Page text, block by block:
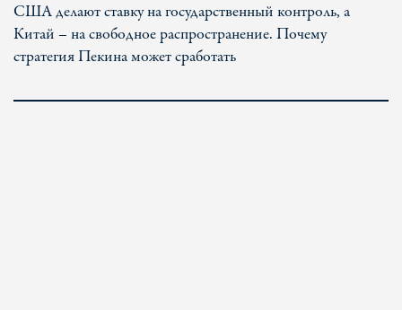
США делают ставку на государственный контроль, а
Китай – на свободное распространение. Почему
стратегия Пекина может сработать